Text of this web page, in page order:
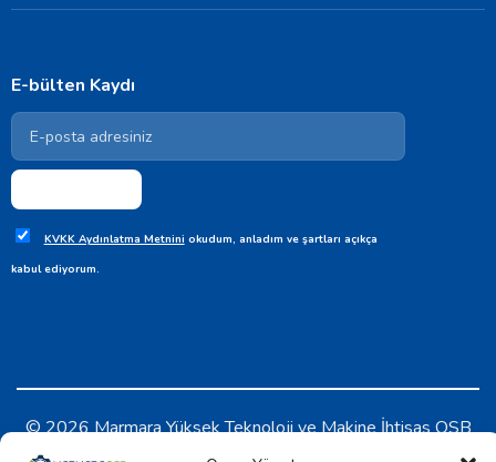
E-bülten Kaydı
KVKK Aydınlatma Metnini okudum, anladım ve şartları açıkça
kabul ediyorum.
© 2026 Marmara Yüksek Teknoloji ve Makine İhtisas OSB